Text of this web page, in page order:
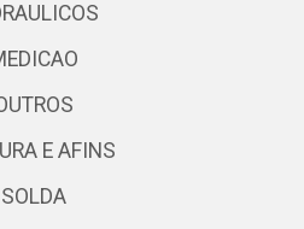
E AFINS
SOLDA